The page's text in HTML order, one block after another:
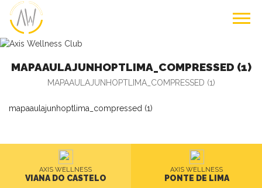
MAPAAULAJUNHOPTLIMA_COMPRESSED (1)
MAPAAULAJUNHOPTLIMA_COMPRESSED (1)
mapaaulajunhoptlima_compressed (1)
AXIS WELLNESS
VIANA DO CASTELO
AXIS WELLNESS
PONTE DE LIMA